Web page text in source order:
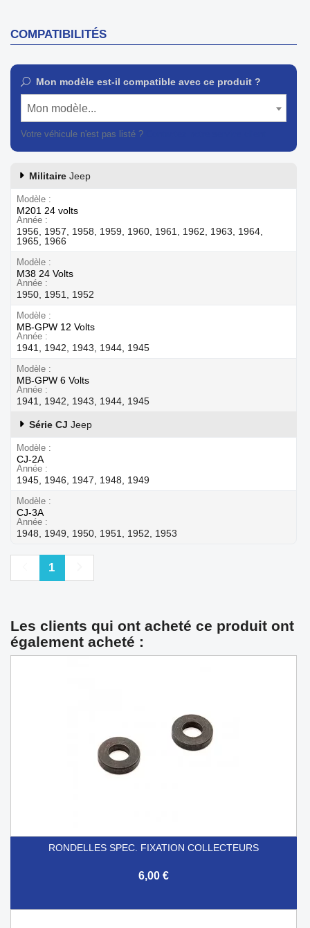
COMPATIBILITÉS
Mon modèle est-il compatible avec ce produit ?
Mon modèle...
Votre véhicule n'est pas listé ?
Militaire Jeep
Modèle
M201 24 volts
Année
1956, 1957, 1958, 1959, 1960, 1961, 1962, 1963, 1964,
1965, 1966
Modèle
M38 24 Volts
Année
1950, 1951, 1952
Modèle
MB-GPW 12 Volts
Année
1941, 1942, 1943, 1944, 1945
Modèle
MB-GPW 6 Volts
Année
1941, 1942, 1943, 1944, 1945
Série CJ Jeep
Modèle
CJ-2A
Année
1945, 1946, 1947, 1948, 1949
Modèle
CJ-3A
Année
1948, 1949, 1950, 1951, 1952, 1953
Précédent
1
Les clients qui ont acheté ce produit ont
également acheté :
RONDELLES SPEC. FIXATION COLLECTEURS
6,00 €